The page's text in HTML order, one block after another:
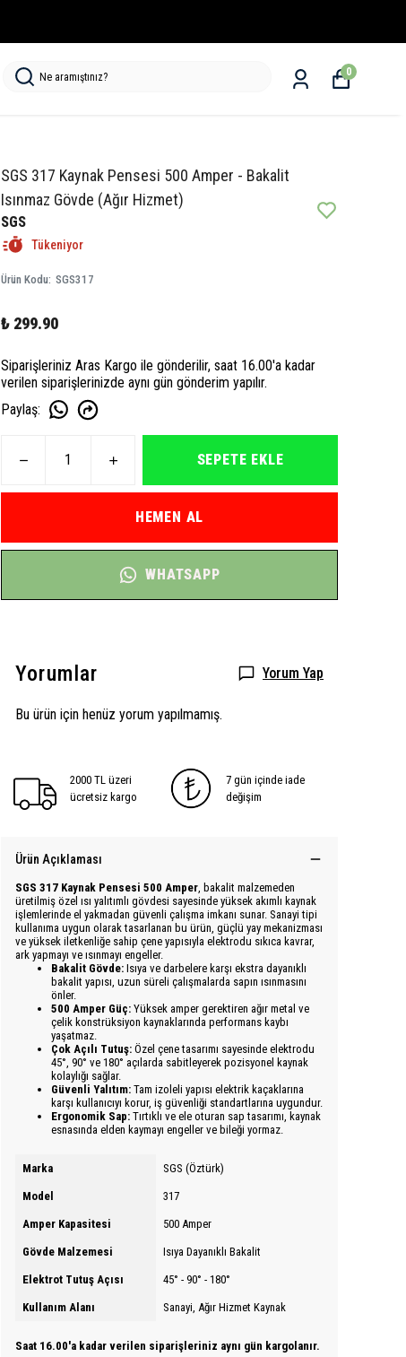
0
SGS 317 Kaynak Pensesi 500 Amper - Bakalit
Isınmaz Gövde (Ağır Hizmet)
SGS
Tükeniyor
Ürün Kodu: SGS317
₺ 299.90
Siparişleriniz Aras Kargo ile gönderilir, saat 16.00'a kadar
verilen siparişlerinizde aynı gün gönderim yapılır.
Paylaş:
SEPETE EKLE
HEMEN AL
WHATSAPP
Yorumlar Yorum Yap
Bu ürün için henüz yorum yapılmamış.
2000 TL üzeri
ücretsiz kargo
7 gün içinde iade
değişim
Ürün Açıklaması
SGS 317 Kaynak Pensesi 500 Amper, bakalit malzemeden
üretilmiş özel ısı yalıtımlı gövdesi sayesinde yüksek akımlı kaynak
işlemlerinde el yakmadan güvenli çalışma imkanı sunar. Sanayi tipi
kullanıma uygun olarak tasarlanan bu ürün, güçlü yay mekanizması
ve yüksek iletkenliğe sahip çene yapısıyla elektrodu sıkıca kavrar,
ark yapmayı ve ısınmayı engeller.
Bakalit Gövde: Isıya ve darbelere karşı ekstra dayanıklı
bakalit yapısı, uzun süreli çalışmalarda sapın ısınmasını
önler.
500 Amper Güç: Yüksek amper gerektiren ağır metal ve
çelik konstrüksiyon kaynaklarında performans kaybı
yaşatmaz.
Çok Açılı Tutuş: Özel çene tasarımı sayesinde elektrodu
45°, 90° ve 180° açılarda sabitleyerek pozisyonel kaynak
kolaylığı sağlar.
Güvenli Yalıtım: Tam izoleli yapısı elektrik kaçaklarına
karşı kullanıcıyı korur, iş güvenliği standartlarına uygundur.
Ergonomik Sap: Tırtıklı ve ele oturan sap tasarımı, kaynak
esnasında elden kaymayı engeller ve bileği yormaz.
Marka SGS (Öztürk)
Model 317
Amper Kapasitesi 500 Amper
Gövde Malzemesi Isıya Dayanıklı Bakalit
Elektrot Tutuş Açısı 45° - 90° - 180°
Kullanım Alanı Sanayi, Ağır Hizmet Kaynak
Saat 16.00'a kadar verilen siparişleriniz aynı gün kargolanır.